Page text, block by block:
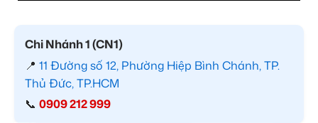
Chi Nhánh 1 (CN1)
📍 11 Đường số 12, Phường Hiệp Bình Chánh, TP.
Thủ Đức, TP.HCM
📞 0909 212 999